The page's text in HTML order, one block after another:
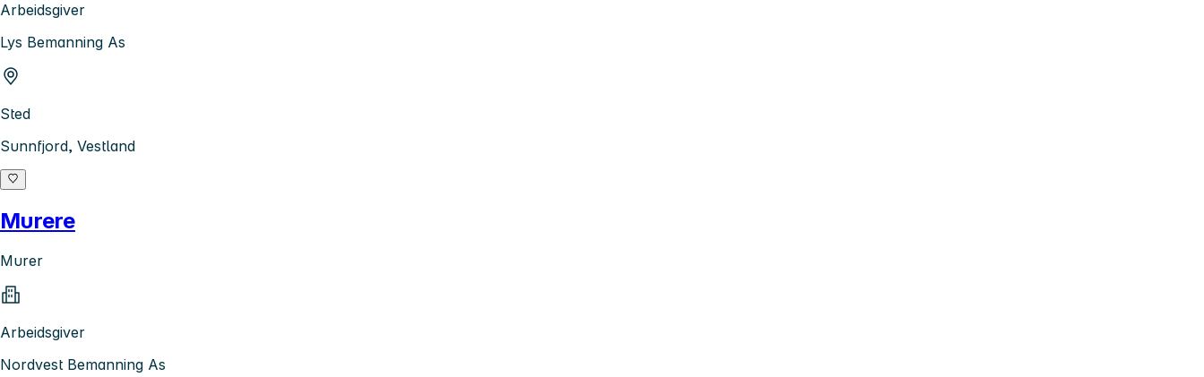
Arbeidsgiver
Lys Bemanning As
Sted
Sunnfjord, Vestland
Murere
Murer
Arbeidsgiver
Nordvest Bemanning As